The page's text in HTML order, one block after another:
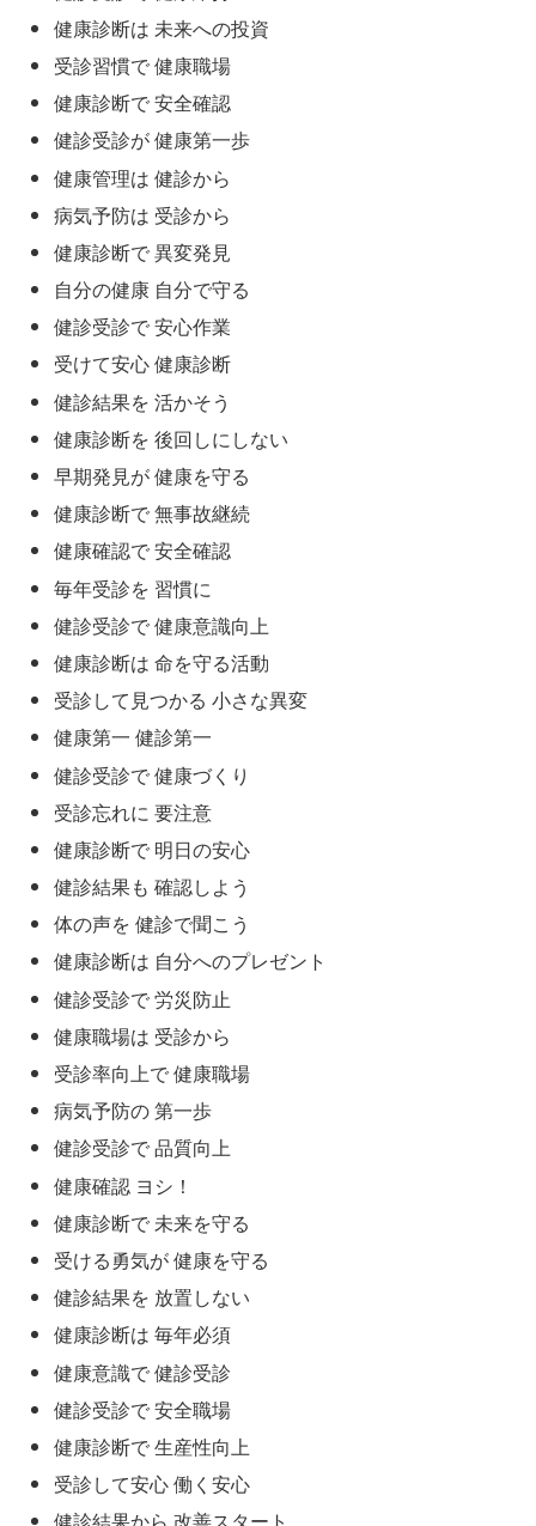
健康診断は 未来への投資
受診習慣で 健康職場
健康診断で 安全確認
健診受診が 健康第一歩
健康管理は 健診から
病気予防は 受診から
健康診断で 異変発見
自分の健康 自分で守る
健診受診で 安心作業
受けて安心 健康診断
健診結果を 活かそう
健康診断を 後回しにしない
早期発見が 健康を守る
健康診断で 無事故継続
健康確認で 安全確認
毎年受診を 習慣に
健診受診で 健康意識向上
健康診断は 命を守る活動
受診して見つかる 小さな異変
健康第一 健診第一
健診受診で 健康づくり
受診忘れに 要注意
健康診断で 明日の安心
健診結果も 確認しよう
体の声を 健診で聞こう
健康診断は 自分へのプレゼント
健診受診で 労災防止
健康職場は 受診から
受診率向上で 健康職場
病気予防の 第一歩
健診受診で 品質向上
健康確認 ヨシ！
健康診断で 未来を守る
受ける勇気が 健康を守る
健診結果を 放置しない
健康診断は 毎年必須
健康意識で 健診受診
健診受診で 安全職場
健康診断で 生産性向上
受診して安心 働く安心